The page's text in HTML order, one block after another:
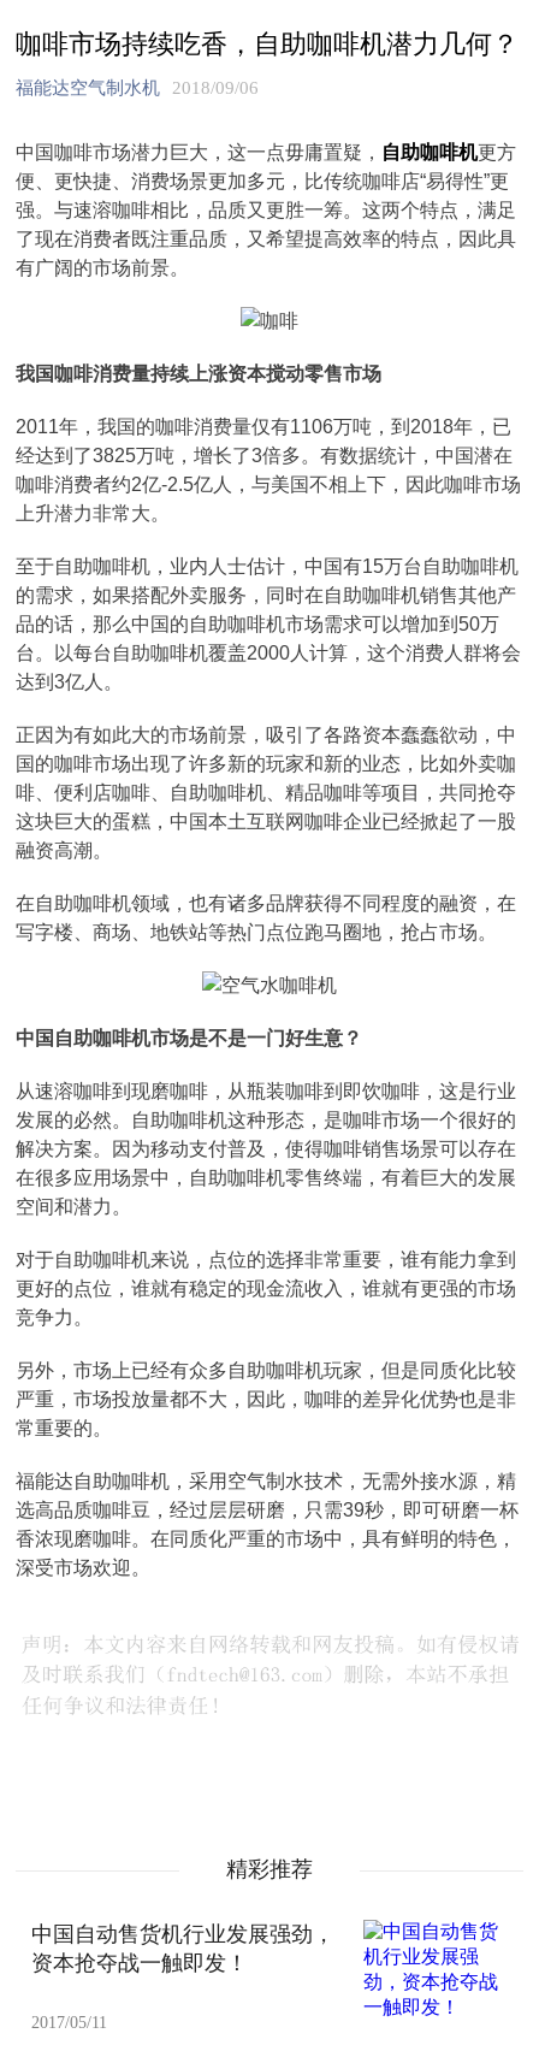
咖啡市场持续吃香，自助咖啡机潜力几何？
福能达空气制水机 2018/09/06
中国咖啡市场潜力巨大，这一点毋庸置疑， 自助咖啡机更方
便、更快捷、消费场景更加多元，比传统咖啡店“易得性”更
强。与速溶咖啡相比，品质又更胜一筹。这两个特点，满足
了现在消费者既注重品质，又希望提高效率的特点，因此具
有广阔的市场前景。
我国咖啡消费量持续上涨资本搅动零售市场
2011年，我国的咖啡消费量仅有1106万吨，到2018年，已
经达到了3825万吨，增长了3倍多。有数据统计，中国潜在
咖啡消费者约2亿-2.5亿人，与美国不相上下，因此咖啡市场
上升潜力非常大。
至于自助咖啡机，业内人士估计，中国有15万台自助咖啡机
的需求，如果搭配外卖服务，同时在自助咖啡机销售其他产
品的话，那么中国的自助咖啡机市场需求可以增加到50万
台。以每台自助咖啡机覆盖2000人计算，这个消费人群将会
达到3亿人。
正因为有如此大的市场前景，吸引了各路资本蠢蠢欲动，中
国的咖啡市场出现了许多新的玩家和新的业态，比如外卖咖
啡、便利店咖啡、自助咖啡机、精品咖啡等项目，共同抢夺
这块巨大的蛋糕，中国本土互联网咖啡企业已经掀起了一股
融资高潮。
在自助咖啡机领域，也有诸多品牌获得不同程度的融资，在
写字楼、商场、地铁站等热门点位跑马圈地，抢占市场。
中国自助咖啡机市场是不是一门好生意？
从速溶咖啡到现磨咖啡，从瓶装咖啡到即饮咖啡，这是行业
发展的必然。自助咖啡机这种形态，是咖啡市场一个很好的
解决方案。因为移动支付普及，使得咖啡销售场景可以存在
在很多应用场景中，自助咖啡机零售终端，有着巨大的发展
空间和潜力。
对于自助咖啡机来说，点位的选择非常重要，谁有能力拿到
更好的点位，谁就有稳定的现金流收入，谁就有更强的市场
竞争力。
另外，市场上已经有众多自助咖啡机玩家，但是同质化比较
严重，市场投放量都不大，因此，咖啡的差异化优势也是非
常重要的。
福能达自助咖啡机，采用空气制水技术，无需外接水源，精
选高品质咖啡豆，经过层层研磨，只需39秒，即可研磨一杯
香浓现磨咖啡。在同质化严重的市场中，具有鲜明的特色，
深受市场欢迎。
精彩推荐
中国自动售货机行业发展强劲，
资本抢夺战一触即发！
2017/05/11